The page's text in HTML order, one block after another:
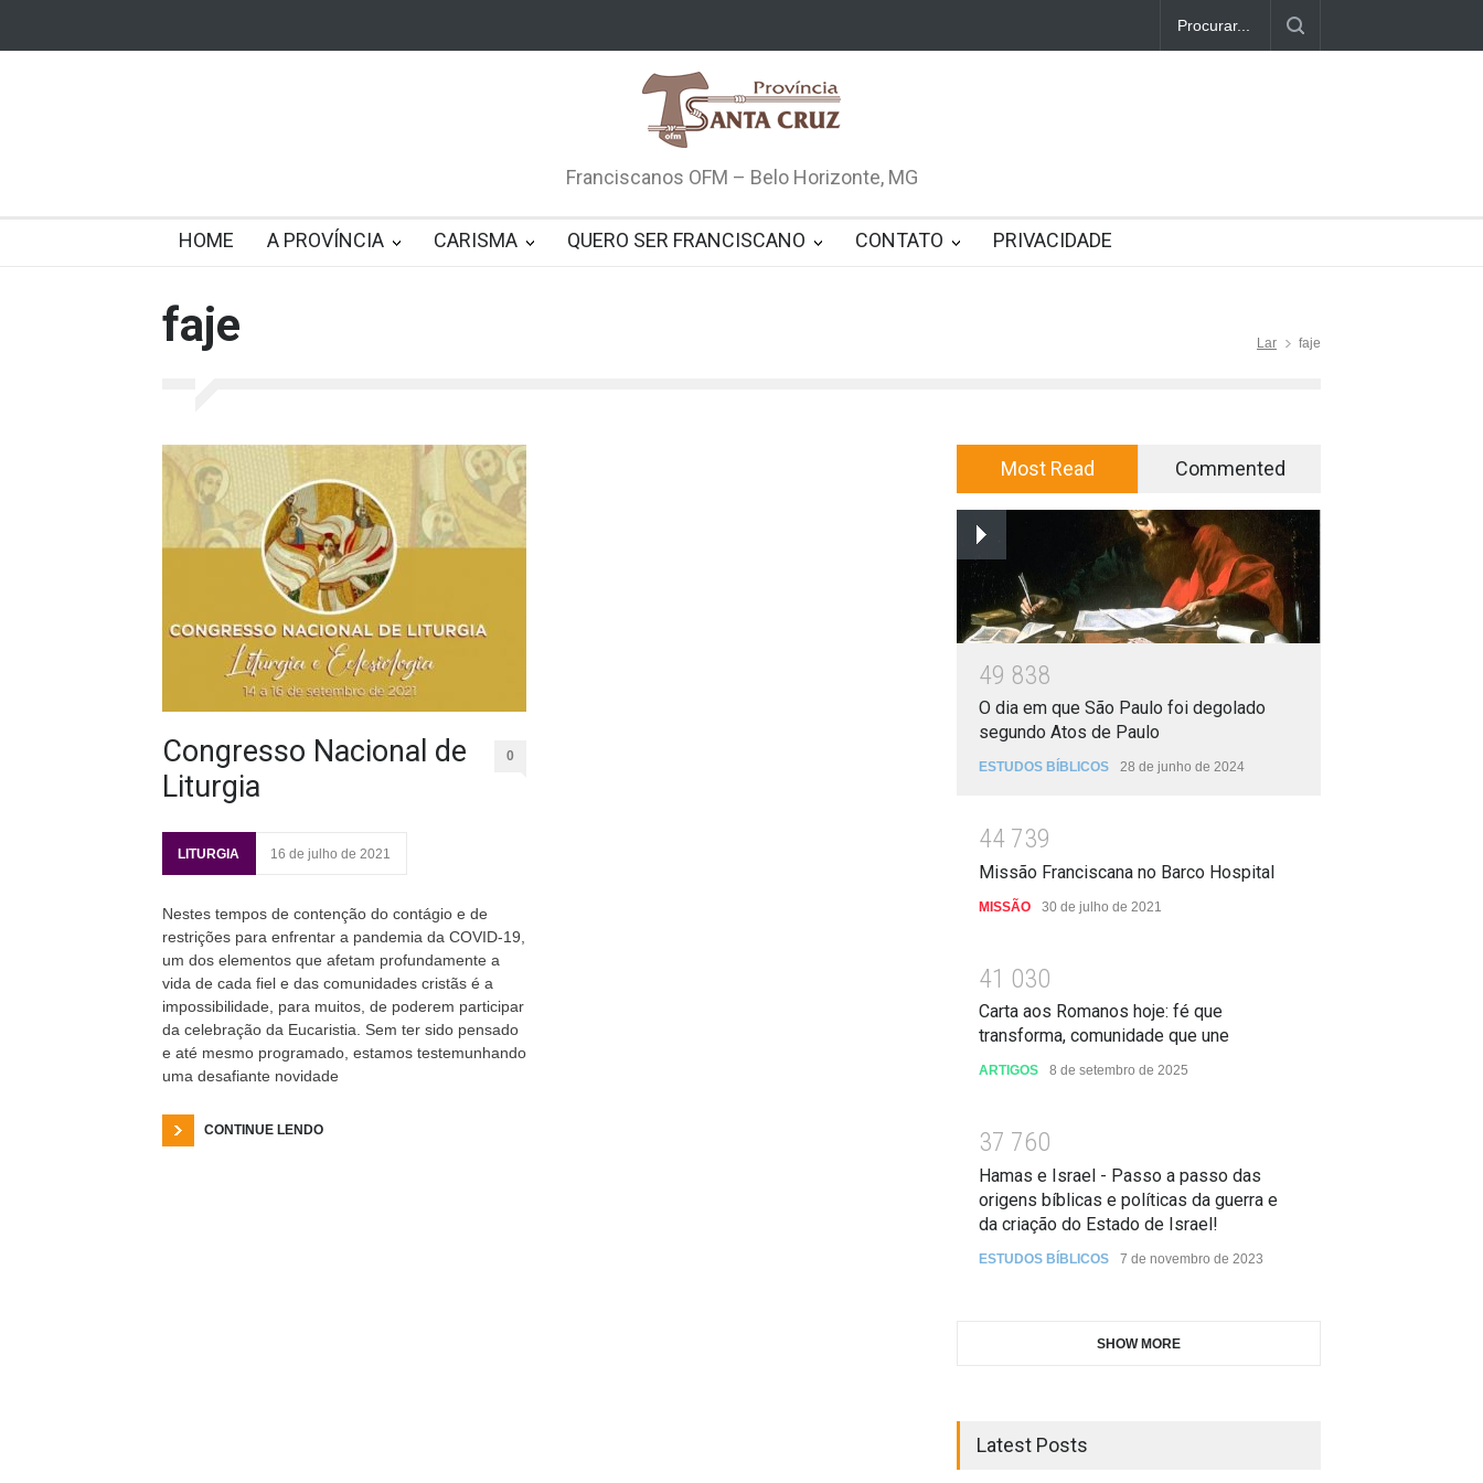
Franciscanos OFM – Belo Horizonte, MG
HOME A PROVÍNCIA CARISMA QUERO SER FRANCISCANO CONTATO PRIVACIDADE
faje Lar faje
Congresso Nacional de
Liturgia
0
LITURGIA 16 de julho de 2021
Nestes tempos de contenção do contágio e de
restrições para enfrentar a pandemia da COVID-19,
um dos elementos que afetam profundamente a
vida de cada fiel e das comunidades cristãs é a
impossibilidade, para muitos, de poderem participar
da celebração da Eucaristia. Sem ter sido pensado
e até mesmo programado, estamos testemunhando
uma desafiante novidade
CONTINUE LENDO
Most Read Commented
49 838
O dia em que São Paulo foi degolado
segundo Atos de Paulo
ESTUDOS BÍBLICOS 28 de junho de 2024
44 739
Missão Franciscana no Barco Hospital
MISSÃO 30 de julho de 2021
41 030
Carta aos Romanos hoje: fé que
transforma, comunidade que une
ARTIGOS 8 de setembro de 2025
37 760
Hamas e Israel - Passo a passo das
origens bíblicas e políticas da guerra e
da criação do Estado de Israel!
ESTUDOS BÍBLICOS 7 de novembro de 2023
SHOW MORE
Latest Posts